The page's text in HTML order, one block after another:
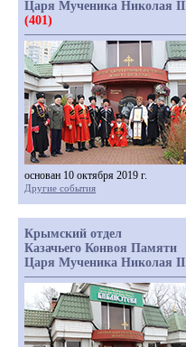
Царя Мученика Николая II
(401)
основан 10 октября 2019 г.
Другие события
Крымский отдел
Казачьего Конвоя Памяти
Царя Мученика Николая II